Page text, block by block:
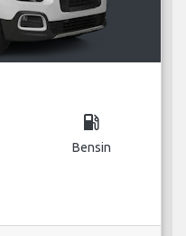
local_gas_station
Bensin